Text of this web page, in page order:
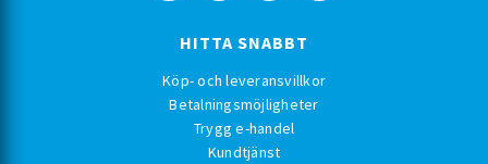
HITTA SNABBT
Köp- och leveransvillkor
Betalningsmöjligheter
Trygg e-handel
Kundtjänst